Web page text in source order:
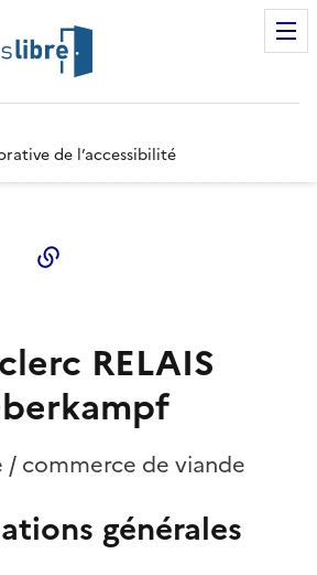
de l’accessibilité
Twitter)
Linkedin
RELAIS
/ commerce de viande
générales